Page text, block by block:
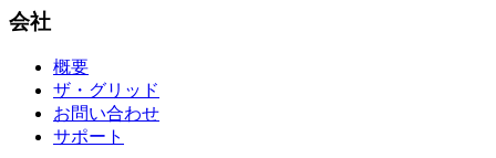
会社
概要
ザ・グリッド
お問い合わせ
サポート